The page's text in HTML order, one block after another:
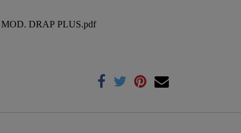
MOD. DRAP PLUS.pdf